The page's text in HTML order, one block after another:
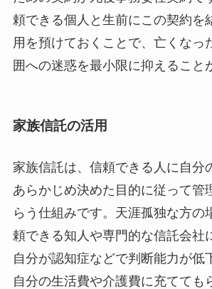
頼できる個人と生前にこの契約を
用を預けておくことで、亡くなっ
囲への迷惑を最小限に抑えること
家族信託の活用
家族信託は、信頼できる人に自分
あらかじめ決めた目的に従って管
らう仕組みです。天涯孤独な方の
頼できる知人や専門的な信託会社
自分が認知症などで判断能力が低
自分の生活費や介護費に充てても